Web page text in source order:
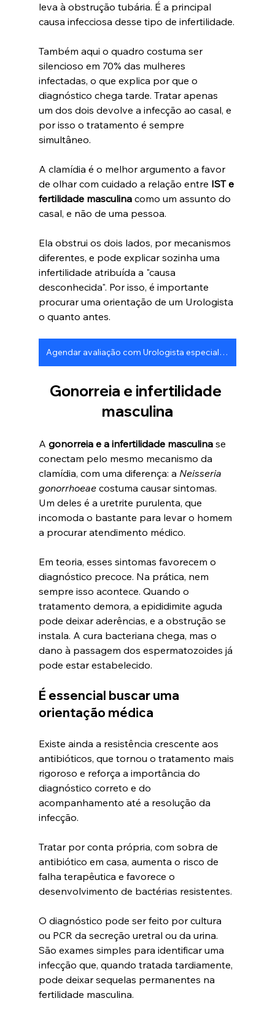
leva à obstrução tubária. É a principal
causa infecciosa desse tipo de infertilidade.
Também aqui o quadro costuma ser
silencioso em 70% das mulheres
infectadas, o que explica por que o
diagnóstico chega tarde. Tratar apenas
um dos dois devolve a infecção ao casal, e
por isso o tratamento é sempre
simultâneo.
A clamídia é o melhor argumento a favor
de olhar com cuidado a relação entre IST e
fertilidade masculina como um assunto do
casal, e não de uma pessoa.
Ela obstrui os dois lados, por mecanismos
diferentes, e pode explicar sozinha uma
infertilidade atribuída a "causa
desconhecida". Por isso, é importante
procurar uma orientação de um Urologista
o quanto antes.
Agendar avaliação com Urologista especialista em fertilidade masculina
Gonorreia e infertilidade
masculina
A gonorreia e a infertilidade masculina se
conectam pelo mesmo mecanismo da
clamídia, com uma diferença: a Neisseria
gonorrhoeae costuma causar sintomas.
Um deles é a uretrite purulenta, que
incomoda o bastante para levar o homem
a procurar atendimento médico.
Em teoria, esses sintomas favorecem o
diagnóstico precoce. Na prática, nem
sempre isso acontece. Quando o
tratamento demora, a epididimite aguda
pode deixar aderências, e a obstrução se
instala. A cura bacteriana chega, mas o
dano à passagem dos espermatozoides já
pode estar estabelecido.
É essencial buscar uma
orientação médica
Existe ainda a resistência crescente aos
antibióticos, que tornou o tratamento mais
rigoroso e reforça a importância do
diagnóstico correto e do
acompanhamento até a resolução da
infecção.
Tratar por conta própria, com sobra de
antibiótico em casa, aumenta o risco de
falha terapêutica e favorece o
desenvolvimento de bactérias resistentes.
O diagnóstico pode ser feito por cultura
ou PCR da secreção uretral ou da urina.
São exames simples para identificar uma
infecção que, quando tratada tardiamente,
pode deixar sequelas permanentes na
fertilidade masculina.